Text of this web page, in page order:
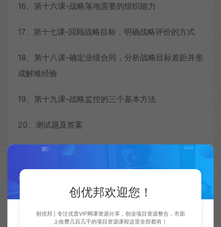
16、第十六课-战略落地需要的组织能力
17、第十七课-回顾战略目标，明确战略评价的方式
18、第十八课-确定业绩合同，分析战略目标差距并形
成解难经验
19、第十九课-战略监控的三个基本方法
20、测试题及答案
21、第一场直播课
22、五道战略线上总结
付费下载
创优邦欢迎您！
创优邦 | 专注优质VIP网课资源分享，创业项目资源整合，市面
上收费几百几千的项目资源课程这里全部都有！